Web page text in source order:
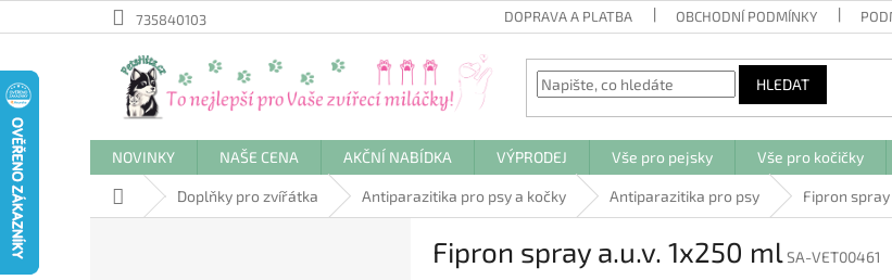
na
735840103 DOPRAVA A PLATBA OBCHODNÍ PODMÍNKY
HLEDAT
NOVINKY NAŠE CENA AKČNÍ NABÍDKA VÝPRODEJ Vše pro pejsky Vše pro kočičky
Domů Doplňky pro zvířátka Antiparazitika pro psy a kočky Antiparazitika pro psy Fipron spray
Fipron spray a.u.v. 1x250 mlSA-VET00461